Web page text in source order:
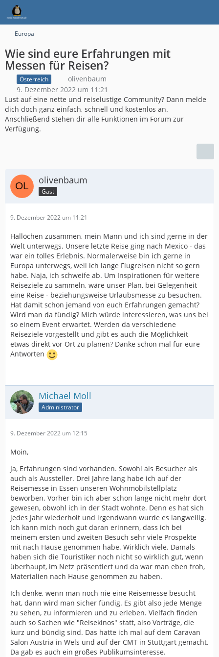
Europa
Wie sind eure Erfahrungen mit
Messen für Reisen?
Österreich
olivenbaum
9. Dezember 2022 um 11:21
Lust auf eine nette und reiselustige Community? Dann melde
dich doch ganz einfach, schnell und kostenlos an.
Anschließend stehen dir alle Funktionen im Forum zur
Verfügung.
olivenbaum
Gast
9. Dezember 2022 um 11:21
Hallöchen zusammen, mein Mann und ich sind gerne in der
Welt unterwegs. Unsere letzte Reise ging nach Mexico - das
war ein tolles Erlebnis. Normalerweise bin ich gerne in
Europa unterwegs, weil ich lange Flugreisen nicht so gern
habe. Naja, ich schweife ab. Um Inspirationen für weitere
Reiseziele zu sammeln, wäre unser Plan, bei Gelegenheit
eine Reise - beziehungsweise Urlaubsmesse zu besuchen.
Hat damit schon jemand von euch Erfahrungen gemacht?
Wird man da fündig? Mich würde interessieren, was uns bei
so einem Event erwartet. Werden da verschiedene
Reiseziele vorgestellt und gibt es auch die Möglichkeit
etwas direkt vor Ort zu planen? Danke schon mal für eure
Antworten
Michael Moll
Administrator
9. Dezember 2022 um 12:15
Moin,
Ja, Erfahrungen sind vorhanden. Sowohl als Besucher als
auch als Aussteller. Drei Jahre lang habe ich auf der
Reisemesse in Essen unseren Wohnmobilstellplatz
beworben. Vorher bin ich aber schon lange nicht mehr dort
gewesen, obwohl ich in der Stadt wohnte. Denn es hat sich
jedes Jahr wiederholt und irgendwann wurde es langweilig.
Ich kann mich noch gut daran erinnern, dass ich bei
meinem ersten und zweiten Besuch sehr viele Prospekte
mit nach Hause genommen habe. Wirklich viele. Damals
haben sich die Touristiker noch nicht so wirklich gut, wenn
überhaupt, im Netz präsentiert und da war man eben froh,
Materialien nach Hause genommen zu haben.
Ich denke, wenn man noch nie eine Reisemesse besucht
hat, dann wird man sicher fündig. Es gibt also jede Menge
zu sehen, zu informieren und zu erleben. Vielfach finden
auch so Sachen wie "Reisekinos" statt, also Vorträge, die
kurz und bündig sind. Das hatte ich mal auf dem Caravan
Salon Austria in Wels und auf der CMT in Stuttgart gemacht.
Da gab es auch ein großes Publikumsinteresse.